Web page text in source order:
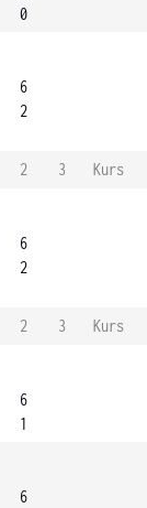
0
6
2
2 3
Kurs
6
2
2 3
Kurs
6
1
6